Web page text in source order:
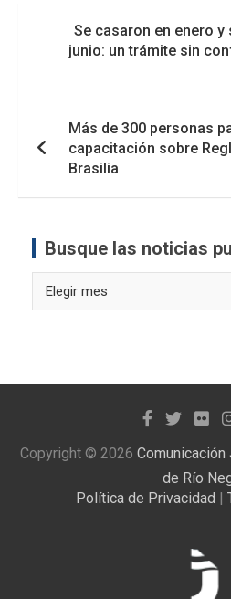
entradas
Se casaron en enero y
junio: un trámite sin
Más de 300 personas
capacitación sobre
Brasilia
Busque las noticias
las
Copyright © 2026 Comunicación
de Río
Política de Privacidad